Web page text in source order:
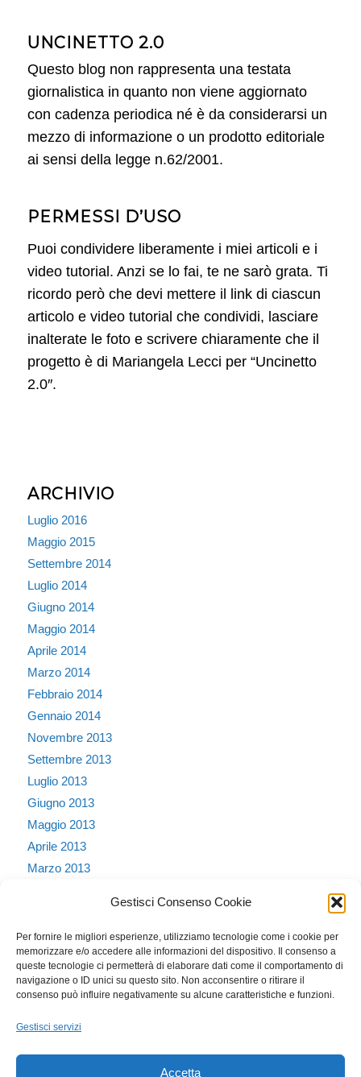
Gestisci Consenso Cookie
Per fornire le migliori esperienze, utilizziamo tecnologie come i cookie per
memorizzare e/o accedere alle informazioni del dispositivo. Il consenso a
queste tecnologie ci permetterà di elaborare dati come il comportamento di
navigazione o ID unici su questo sito. Non acconsentire o ritirare il
consenso può influire negativamente su alcune caratteristiche e funzioni.
Gestisci servizi
Accetta
UNCINETTO 2.0
Questo blog non rappresenta una testata
giornalistica in quanto non viene aggiornato
con cadenza periodica né è da considerarsi un
mezzo di informazione o un prodotto editoriale
ai sensi della legge n.62/2001.
PERMESSI D’USO
Puoi condividere liberamente i miei articoli e i
video tutorial. Anzi se lo fai, te ne sarò grata. Ti
ricordo però che devi mettere il link di ciascun
articolo e video tutorial che condividi, lasciare
inalterate le foto e scrivere chiaramente che il
progetto è di Mariangela Lecci per “Uncinetto
2.0″.
ARCHIVIO
Luglio 2016
Maggio 2015
Settembre 2014
Luglio 2014
Giugno 2014
Maggio 2014
Aprile 2014
Marzo 2014
Febbraio 2014
Gennaio 2014
Novembre 2013
Settembre 2013
Luglio 2013
Giugno 2013
Maggio 2013
Aprile 2013
Marzo 2013
Dicembre 2012
Ottobre 2011
Dicembre 2010
Novembre 2010
Settembre 2010